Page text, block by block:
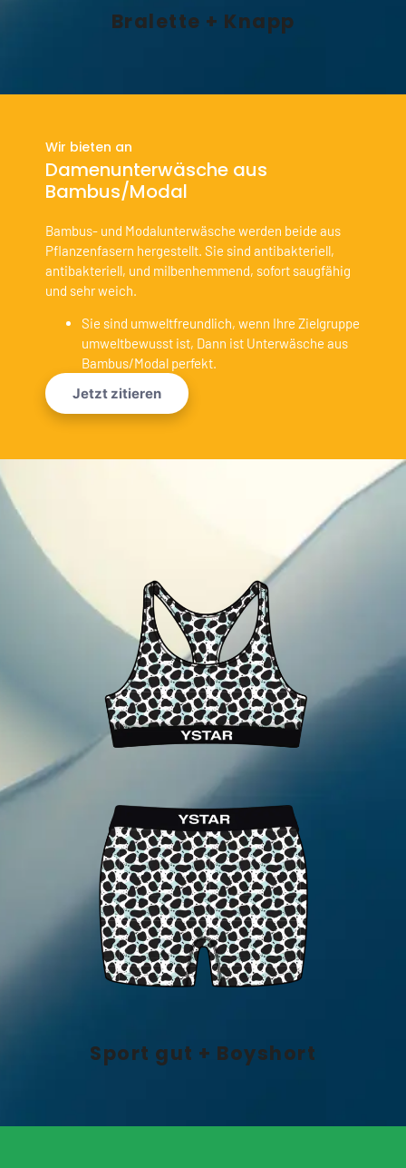
Bralette + Knapp
Wir bieten an
Damenunterwäsche aus
Bambus/Modal
Bambus- und Modalunterwäsche werden beide aus
Pflanzenfasern hergestellt. Sie sind antibakteriell,
antibakteriell, und milbenhemmend, sofort saugfähig
und sehr weich.
Sie sind umweltfreundlich, wenn Ihre Zielgruppe
umweltbewusst ist, Dann ist Unterwäsche aus
Bambus/Modal perfekt.
Jetzt zitieren
Sport gut + Boyshort